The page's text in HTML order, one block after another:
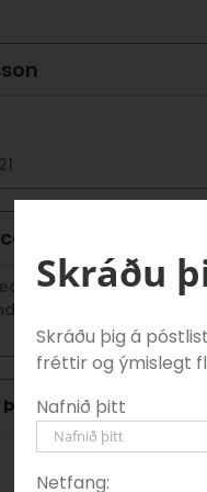
Skráðu
Skráðu þig á
fréttir og ýmislegt
Nafnið þitt
Netfang: